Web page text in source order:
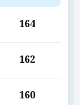
164
162
160